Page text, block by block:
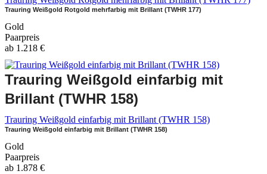
Trauring Weißgold Rotgold mehrfarbig mit Brillant (TWHR 177)
Gold
Paarpreis
ab 1.218 €
Trauring Weißgold einfarbig mit
Brillant (TWHR 158)
Trauring Weißgold einfarbig mit Brillant (TWHR 158)
Trauring Weißgold einfarbig mit Brillant (TWHR 158)
Gold
Paarpreis
ab 1.878 €